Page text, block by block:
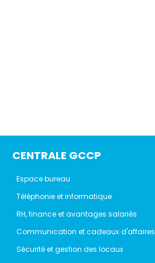
CENTRALE GCCP
Espace bureau
Téléphonie et informatique
RH, finance et avantages salariés
Communication et cadeaux d'affaires
Sécurité et gestion des locaux